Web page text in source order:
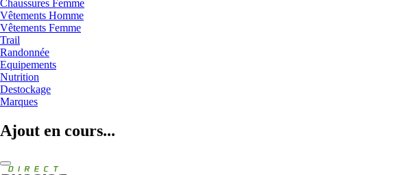
Chaussures Femme
Vêtements Homme
Vêtements Femme
Trail
Randonnée
Equipements
Nutrition
Destockage
Marques
Ajout en cours...